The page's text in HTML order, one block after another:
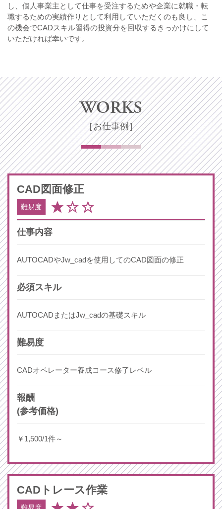
し、個人事業主として仕事を受注するためや企業に就職・転
職するための実績作りとして利用していただくのも良し、こ
の機会でCADスキル習得の投資分を回収するきっかけにして
いただければ幸いです。
WORKS
［お仕事例］
CAD 図面修正
難易度
仕事内容
AUTOCADやJw_cadを使用してのCAD図面の修正
必須スキル
AUTOCADまたはJw_cadの基礎スキル
難易度
CADオペレーター養成コース修了レベル
報酬
(参考価格)
￥1,500/1件～
CAD トレース作業